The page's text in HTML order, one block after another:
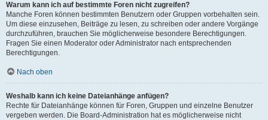
Warum kann ich auf bestimmte Foren nicht zugreifen?
Manche Foren können bestimmten Benutzern oder Gruppen vorbehalten sein.
Um diese einzusehen, Beiträge zu lesen, zu schreiben oder andere Vorgänge
durchzuführen, brauchen Sie möglicherweise besondere Berechtigungen.
Fragen Sie einen Moderator oder Administrator nach entsprechenden
Berechtigungen.
Nach oben
Weshalb kann ich keine Dateianhänge anfügen?
Rechte für Dateianhänge können für Foren, Gruppen und einzelne Benutzer
vergeben werden. Die Board-Administration hat es möglicherweise nicht